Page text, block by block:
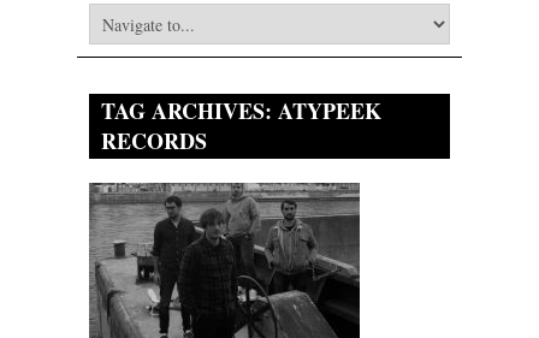
TAG ARCHIVES: ATYPEEK
RECORDS